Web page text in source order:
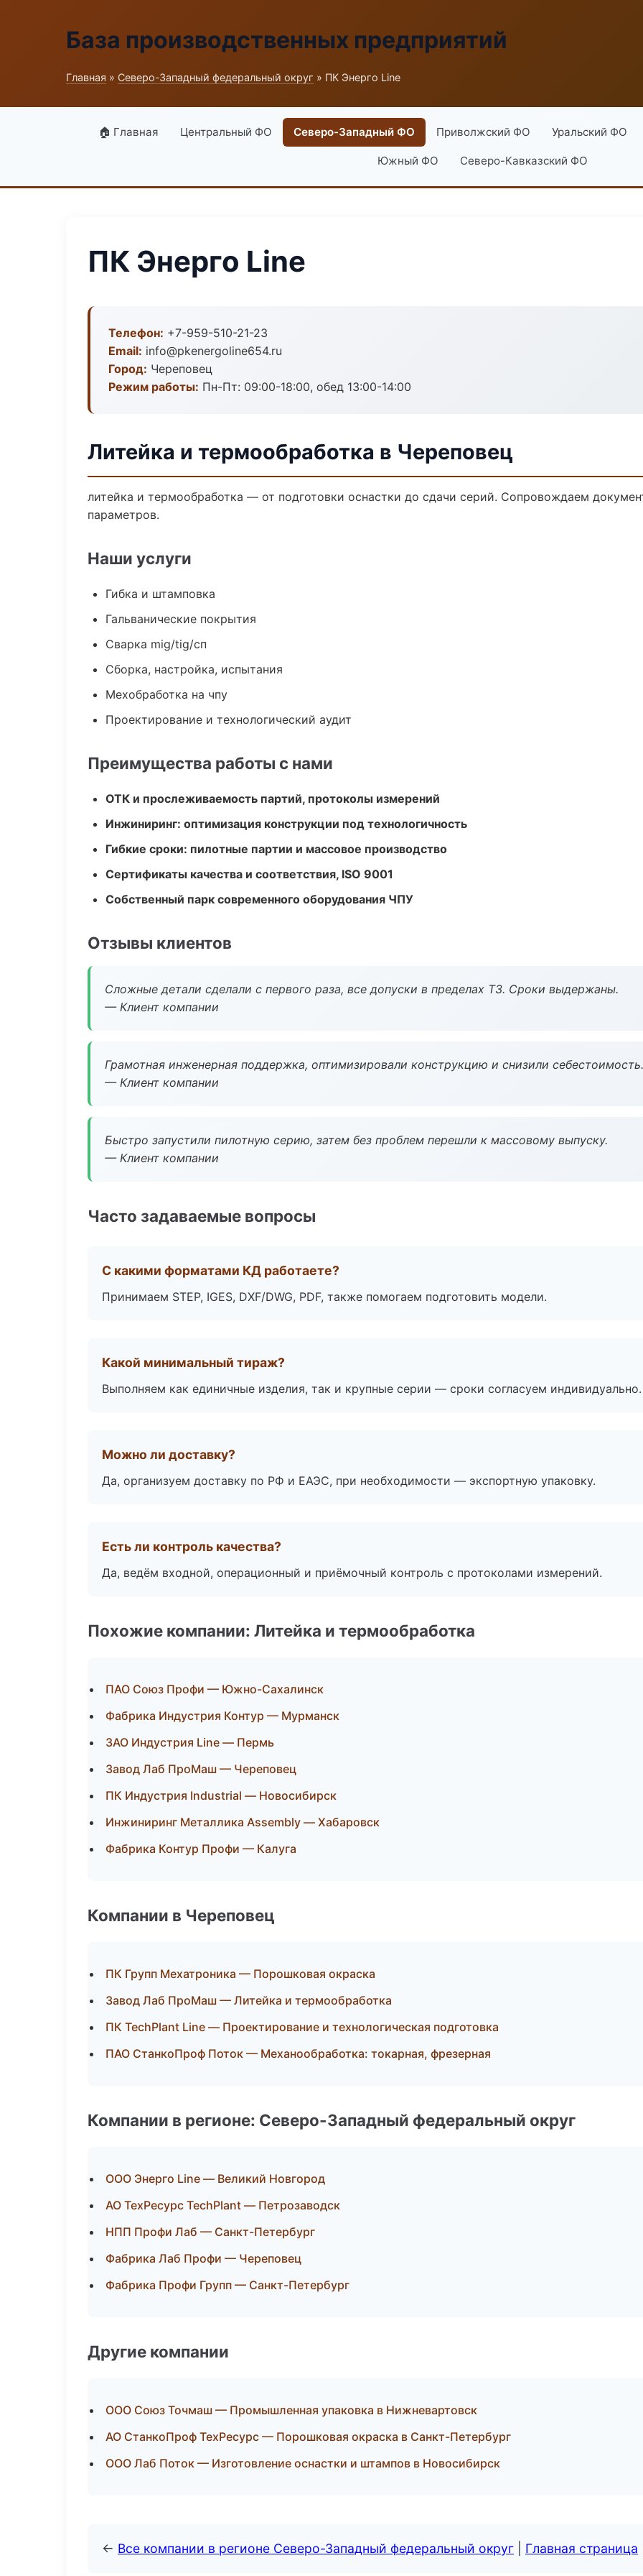
База производственных предприятий
Главная » Северо-Западный федеральный округ » ПК Энерго Line
🏠 Главная Центральный ФО Северо-Западный ФО Приволжский ФО Уральский ФО
Южный ФО Северо-Кавказский ФО
ПК Энерго Line
Телефон: +7-959-510-21-23
Email: info@pkenergoline654.ru
Город: Череповец
Режим работы: Пн-Пт: 09:00-18:00, обед 13:00-14:00
Литейка и термообработка в Череповец
литейка и термообработка — от подготовки оснастки до сдачи серий. Сопровождаем
параметров.
Наши услуги
Гибка и штамповка
Гальванические покрытия
Сварка mig/tig/сп
Сборка, настройка, испытания
Мехобработка на чпу
Проектирование и технологический аудит
Преимущества работы с нами
ОТК и прослеживаемость партий, протоколы измерений
Инжиниринг: оптимизация конструкции под технологичность
Гибкие сроки: пилотные партии и массовое производство
Сертификаты качества и соответствия, ISO 9001
Собственный парк современного оборудования ЧПУ
Отзывы клиентов
Сложные детали сделали с первого раза, все допуски в пределах ТЗ. Сроки выдержаны.
— Клиент компании
Грамотная инженерная поддержка, оптимизировали конструкцию и снизили себестоимость.
— Клиент компании
Быстро запустили пилотную серию, затем без проблем перешли к массовому выпуску.
— Клиент компании
Часто задаваемые вопросы
С какими форматами КД работаете?
Принимаем STEP, IGES, DXF/DWG, PDF, также помогаем подготовить модели.
Какой минимальный тираж?
Выполняем как единичные изделия, так и крупные серии — сроки согласуем индивидуально.
Можно ли доставку?
Да, организуем доставку по РФ и ЕАЭС, при необходимости — экспортную упаковку.
Есть ли контроль качества?
Да, ведём входной, операционный и приёмочный контроль с протоколами измерений.
Похожие компании: Литейка и термообработка
ПАО Союз Профи — Южно-Сахалинск
Фабрика Индустрия Контур — Мурманск
ЗАО Индустрия Line — Пермь
Завод Лаб ПроМаш — Череповец
ПК Индустрия Industrial — Новосибирск
Инжиниринг Металлика Assembly — Хабаровск
Фабрика Контур Профи — Калуга
Компании в Череповец
ПК Групп Мехатроника — Порошковая окраска
Завод Лаб ПроМаш — Литейка и термообработка
ПК TechPlant Line — Проектирование и технологическая подготовка
ПАО СтанкоПроф Поток — Механообработка: токарная, фрезерная
Компании в регионе: Северо-Западный федеральный округ
ООО Энерго Line — Великий Новгород
АО ТехРесурс TechPlant — Петрозаводск
НПП Профи Лаб — Санкт-Петербург
Фабрика Лаб Профи — Череповец
Фабрика Профи Групп — Санкт-Петербург
Другие компании
ООО Союз Точмаш — Промышленная упаковка в Нижневартовск
АО СтанкоПроф ТехРесурс — Порошковая окраска в Санкт-Петербург
ООО Лаб Поток — Изготовление оснастки и штампов в Новосибирск
← Все компании в регионе Северо-Западный федеральный округ Главная страница